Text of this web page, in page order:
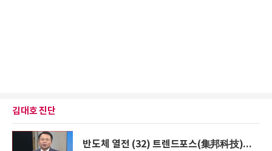
김대호 진단
반도체 열전 (32) 트렌드포스(集邦科技)...